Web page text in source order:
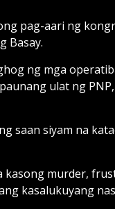
pag-aari ng
Basay.
ng mga
ulat ng
saan siyam na
kasong murder,
kasalukuyang